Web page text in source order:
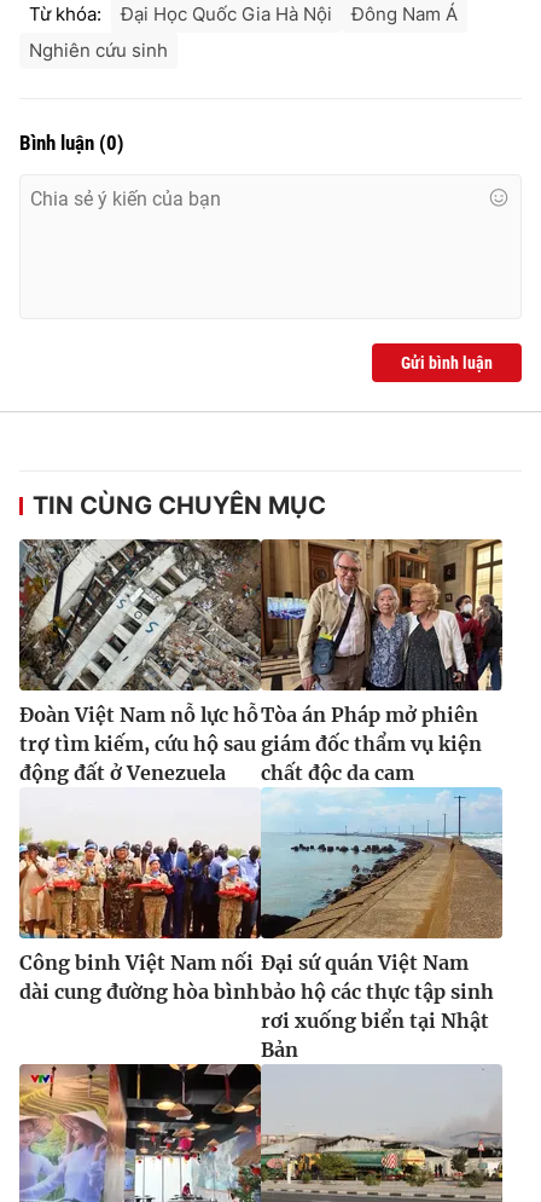
Từ khóa: Đại Học Quốc Gia Hà Nội
Đông Nam Á
Nghiên cứu sinh
Bình luận (0)
Gửi bình luận
TIN CÙNG CHUYÊN MỤC
Đoàn Việt Nam nỗ lực hỗ
trợ tìm kiếm, cứu hộ sau
động đất ở Venezuela
Tòa án Pháp mở phiên
giám đốc thẩm vụ kiện
chất độc da cam
Công binh Việt Nam nối
dài cung đường hòa bình
Đại sứ quán Việt Nam
bảo hộ các thực tập sinh
rơi xuống biển tại Nhật
Bản